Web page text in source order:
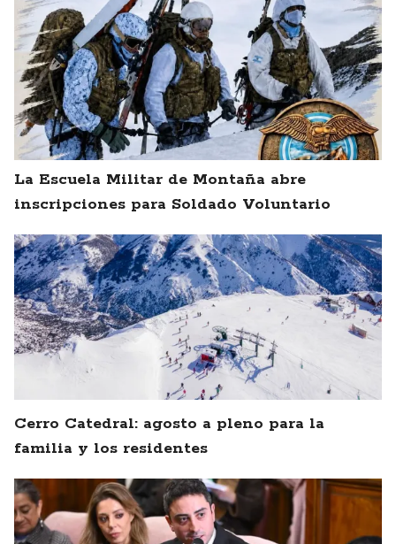
La Escuela Militar de Montaña abre
inscripciones para Soldado Voluntario
Cerro Catedral: agosto a pleno para la
familia y los residentes